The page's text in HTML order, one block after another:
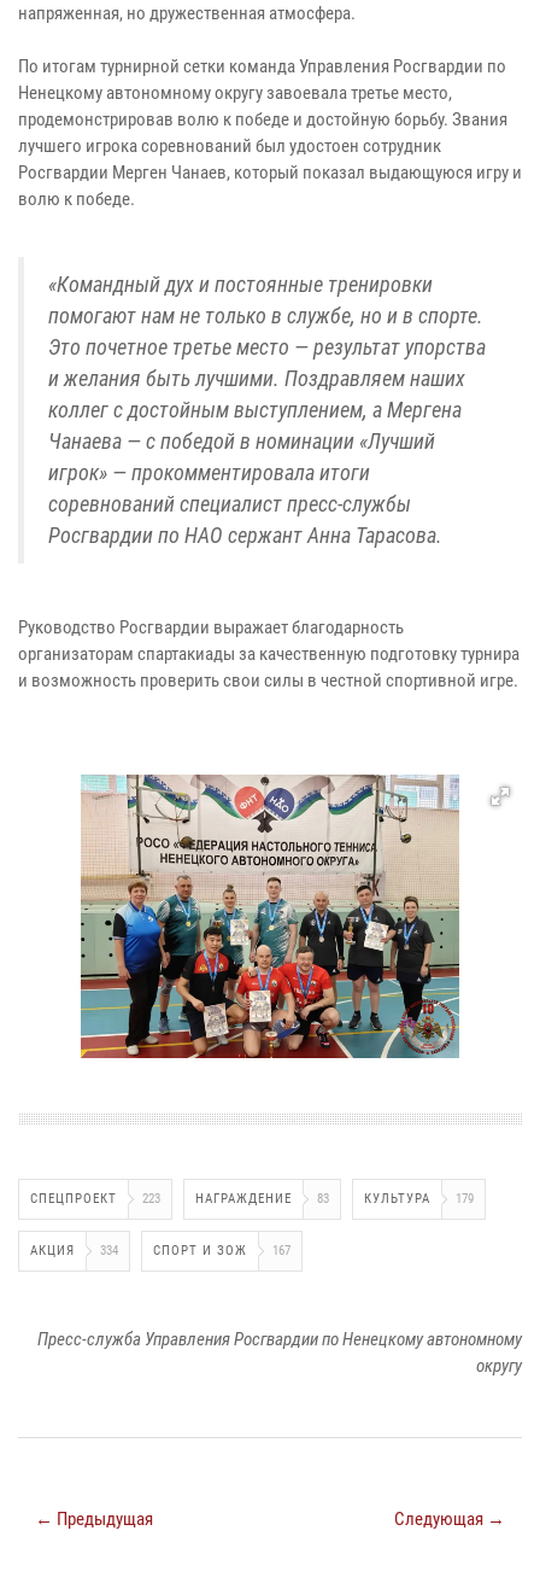
напряженная, но дружественная атмосфера.
По итогам турнирной сетки команда Управления Росгвардии по
Ненецкому автономному округу завоевала третье место,
продемонстрировав волю к победе и достойную борьбу. Звания
лучшего игрока соревнований был удостоен сотрудник
Росгвардии Мерген Чанаев, который показал выдающуюся игру и
волю к победе.
«Командный дух и постоянные тренировки
помогают нам не только в службе, но и в спорте.
Это почетное третье место — результат упорства
и желания быть лучшими. Поздравляем наших
коллег с достойным выступлением, а Мергена
Чанаева — с победой в номинации «Лучший
игрок» — прокомментировала итоги
соревнований специалист пресс-службы
Росгвардии по НАО сержант Анна Тарасова.
Руководство Росгвардии выражает благодарность
организаторам спартакиады за качественную подготовку турнира
и возможность проверить свои силы в честной спортивной игре.
СПЕЦПРОЕКТ 223 НАГРАЖДЕНИЕ 83 КУЛЬТУРА 179
АКЦИЯ 334 СПОРТ И ЗОЖ 167
Пресс-служба Управления Росгвардии по Ненецкому автономному
округу
← Предыдущая Следующая →